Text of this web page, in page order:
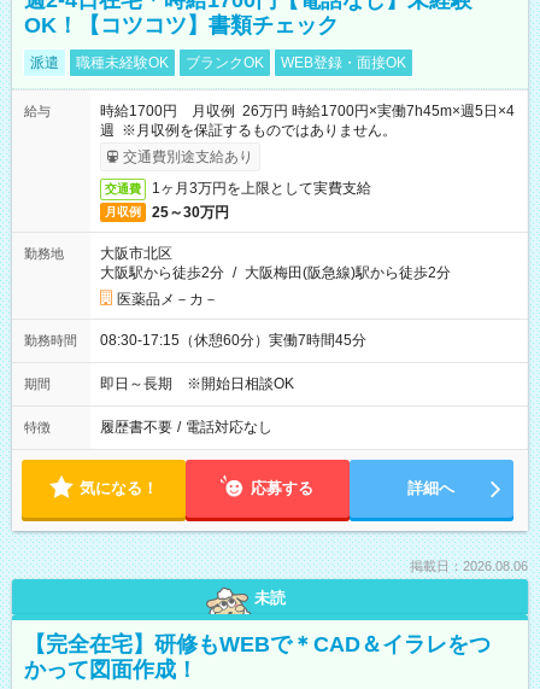
OK！【コツコツ】書類チェック
派遣 職種未経験OK ブランクOK WEB登録・面接OK
給与
時給1700円 月収例 26万円 時給1700円×実働7h45m×週5日×4
週 ※月収例を保証するものではありません。
交通費別途支給あり
交通費 1ヶ月3万円を上限として実費支給
月収例 25～30万円
勤務地
大阪市北区
大阪駅から徒歩2分 / 大阪梅田(阪急線)駅から徒歩2分
医薬品メ－カ－
勤務時間 08:30-17:15（休憩60分）実働7時間45分
期間 即日～長期 ※開始日相談OK
特徴 履歴書不要 / 電話対応なし
気になる！ 応募する 詳細へ
掲載日：2026.08.06
未読
【完全在宅】研修もWEBで＊CAD＆イラレをつ
かって図面作成！